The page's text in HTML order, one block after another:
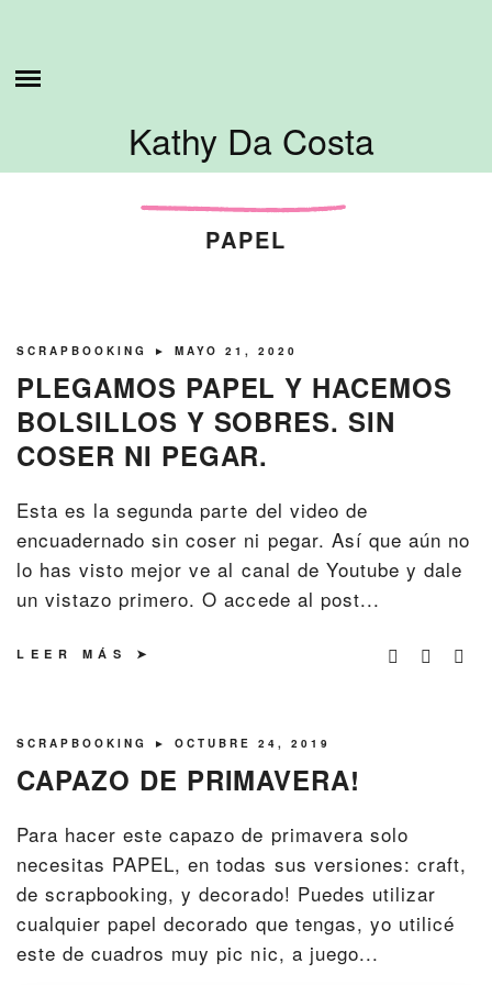
content
Kathy Da CostaTUTORIALES
PAPEL
SCRAPBOOKING ► MAYO 21, 2020
PLEGAMOS PAPEL Y HACEMOS
BOLSILLOS Y SOBRES. SIN
COSER NI PEGAR.
Esta es la segunda parte del video de
encuadernado sin coser ni pegar. Así que aún no
lo has visto mejor ve al canal de Youtube y dale
un vistazo primero. O accede al post...
LEER MÁS
SCRAPBOOKING ► OCTUBRE 24, 2019
CAPAZO DE PRIMAVERA!
Para hacer este capazo de primavera solo
necesitas PAPEL, en todas sus versiones: craft,
de scrapbooking, y decorado! Puedes utilizar
cualquier papel decorado que tengas, yo utilicé
este de cuadros muy pic nic, a juego...